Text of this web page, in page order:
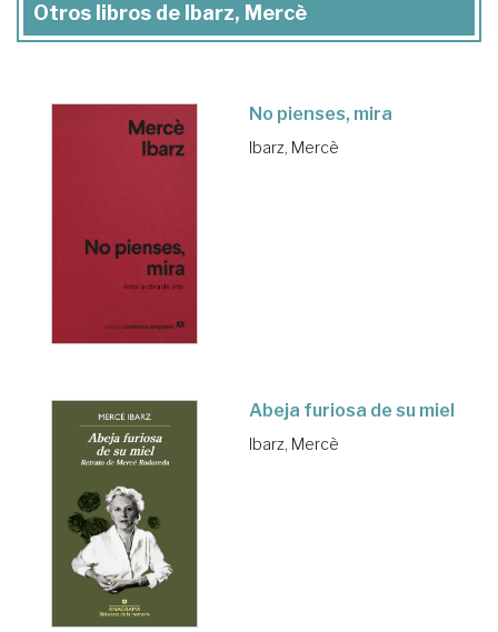
Otros libros de Ibarz, Mercè
No pienses, mira
Ibarz, Mercè
Abeja furiosa de su miel
Ibarz, Mercè